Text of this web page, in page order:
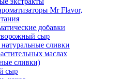
Mr Flavor,
добавки
сыр
сливки
маслах
сливки)
сыр